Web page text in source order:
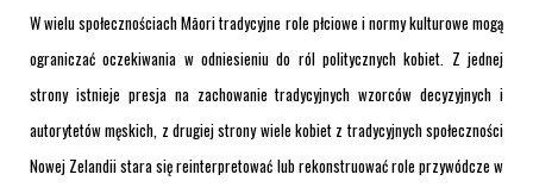
W wielu społecznościach Māori tradycyjne role płciowe i normy kulturowe mogą
ograniczać oczekiwania w odniesieniu do ról politycznych kobiet. Z jednej
strony istnieje presja na zachowanie tradycyjnych wzorców decyzyjnych i
autorytetów męskich, z drugiej strony wiele kobiet z tradycyjnych społeczności
Nowej Zelandii stara się reinterpretować lub rekonstruować role przywódcze w